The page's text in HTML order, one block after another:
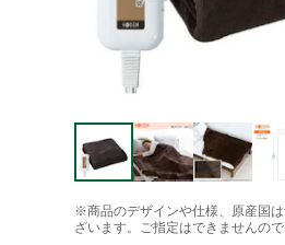
※商品のデザインや仕様、原産国
ざいます。ご指定はできませんので